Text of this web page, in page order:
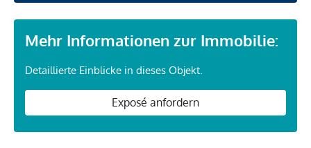
Mehr Informationen zur Immobilie:
Detaillierte Einblicke in dieses Objekt.
Exposé anfordern